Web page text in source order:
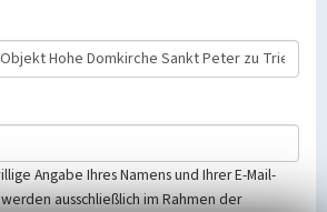
Angabe Ihres Namens und Ihrer E-Mail-
ausschließlich im Rahmen der